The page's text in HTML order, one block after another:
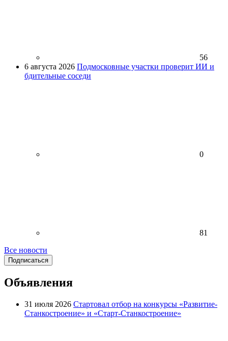
56
6 августа 2026 Подмосковные участки проверит ИИ и
бдительные соседи
0
81
Все новости
Подписаться
Объявления
31 июля 2026 Стартовал отбор на конкурсы «Развитие-
Станкостроение» и «Старт-Станкостроение»